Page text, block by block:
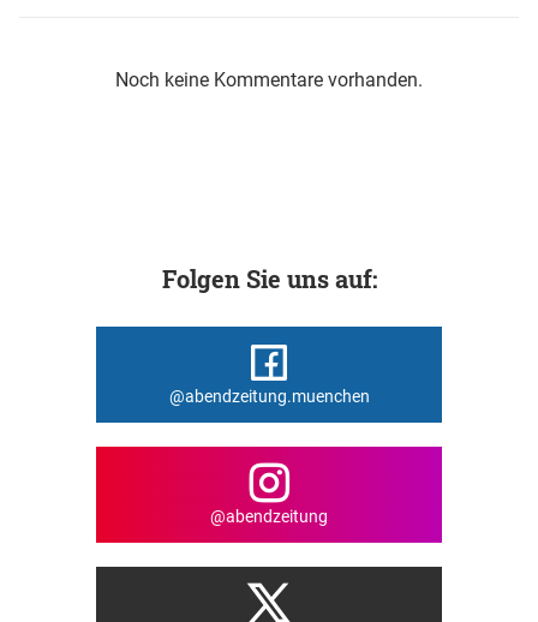
Noch keine Kommentare vorhanden.
Folgen Sie uns auf:
@abendzeitung.muenchen
@abendzeitung